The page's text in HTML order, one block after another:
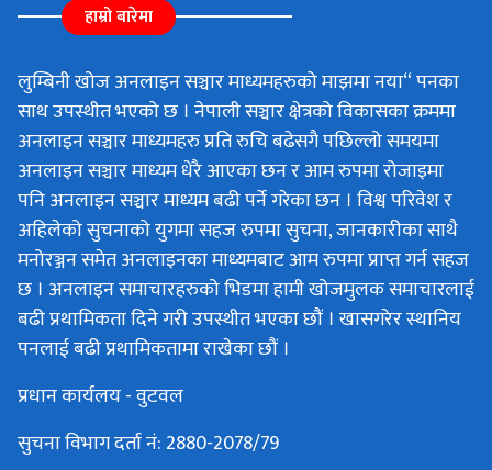
हाम्रो बारेमा
लुम्बिनी खोज अनलाइन सञ्चार माध्यमहरुको माझमा नया“ पनका
साथ उपस्थीत भएको छ । नेपाली सञ्चार क्षेत्रको विकासका क्रममा
अनलाइन सञ्चार माध्यमहरु प्रति रुचि बढेसगै पछिल्लो समयमा
अनलाइन सञ्चार माध्यम धेरै आएका छन र आम रुपमा रोजाइमा
पनि अनलाइन सञ्चार माध्यम बढी पर्ने गरेका छन । विश्व परिवेश र
अहिलेको सुचनाको युगमा सहज रुपमा सुचना, जानकारीका साथै
मनोरञ्जन समेत अनलाइनका माध्यमबाट आम रुपमा प्राप्त गर्न सहज
छ । अनलाइन समाचारहरुको भिडमा हामी खोजमुलक समाचारलाई
बढी प्रथामिकता दिने गरी उपस्थीत भएका छौं । खासगरेर स्थानिय
पनलाई बढी प्रथामिकतामा राखेका छौं ।
प्रधान कार्यलय - वुटवल
सुचना विभाग दर्ता नं: 2880-2078/79